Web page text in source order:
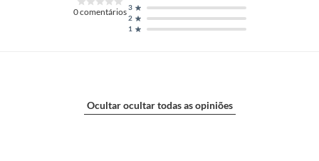
0comentários
1
2
3
Ocultar ocultar todas as opiniões